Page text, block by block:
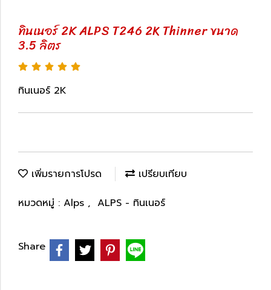
ทินเนอร์ 2K ALPS T246 2K Thinner ขนาด
3.5 ลิตร
ทินเนอร์ 2K
เพิ่มรายการโปรด
เปรียบเทียบ
หมวดหมู่ : Alps , ALPS - ทินเนอร์
Share